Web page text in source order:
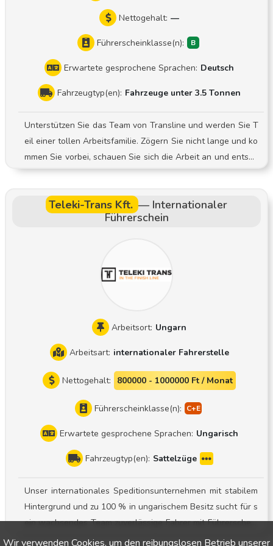
Nettogehalt: —
Führerscheinklasse(n):
Erwartete gesprochene Sprachen: Deutsch
Fahrzeugtyp(en): Fahrzeuge unter 3.5 Tonnen
Unterstützen Sie das Team von Transline und werden Sie T
eil einer tollen Arbeitsfamilie. Zögern Sie nicht lange und ko
mmen Sie vorbei, schauen Sie sich die Arbeit an und entsch
eiden Sie dann. Ihre Aufgaben Vorbereitung und Planung d
ngerechte Zustellung und Abholung von Sendungen bei Ge
schäfts- und Privatkunden Sorgfältige Dokumentation des Z
darauf, von Ihnen zu hören und Sie bei einem persönlichen
Gespräch kennenzulernen
Teleki-Trans Kft. — Internationaler
Führerschein
Arbeitsort: Ungarn
Arbeitsart: internationaler Fahrerstelle
Nettogehalt: 800000 - 1000000 Ft / Monat
Führerscheinklasse(n):
Erwartete gesprochene Sprachen: Ungarisch
Fahrzeugtyp(en): Sattelzüge
Unser internationales Speditionsunternehmen mit stabilem
Hintergrund und zu 100 % in ungarischem Besitz sucht für s
ein wachsendes Team zuverlässige Fahrer mit Führerschein
der Klasse CE ! Einsatzbereich: Sattelzug mit Planenaufliege
Wir verwenden Cookies, um den reibungslosen Betrieb unserer